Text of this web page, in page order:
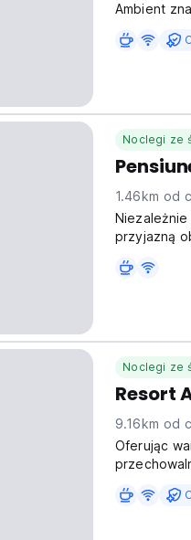
Ambient
Noclegi ze
1.46km od
przyjazną
Noclegi ze
Resort
9.16km od
Oferując
dzieci.